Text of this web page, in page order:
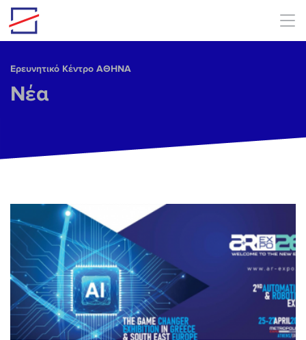
Skip to main content
Ερευνητικό Κέντρο ΑΘΗΝΑ
Νέα